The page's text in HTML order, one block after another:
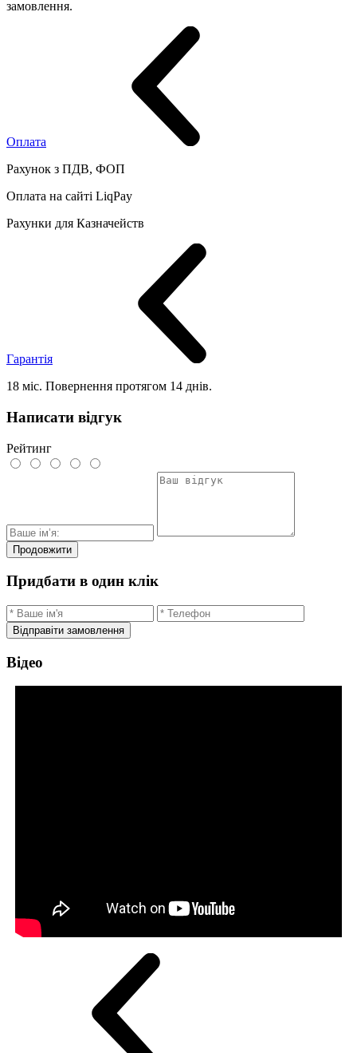
замовлення.
Оплата
Рахунок з ПДВ, ФОП
Оплата на сайті LiqPay
Рахунки для Казначейств
Гарантія
18 міс. Повернення протягом 14 днів.
Написати відгук
Рейтинг
Продовжити
Придбати в один клік
Відправіти замовлення
Відео